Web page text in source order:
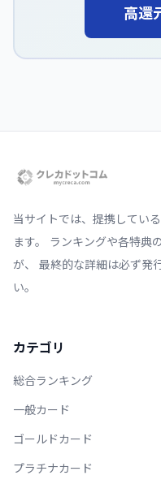
高還
当サイトでは、提携してい
ます。 ランキングや各特典
が、 最終的な詳細は必ず発
い。
カテゴリ
総合ランキング
一般カード
ゴールドカード
プラチナカード